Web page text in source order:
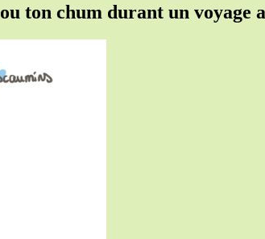
ton chum durant un voyage